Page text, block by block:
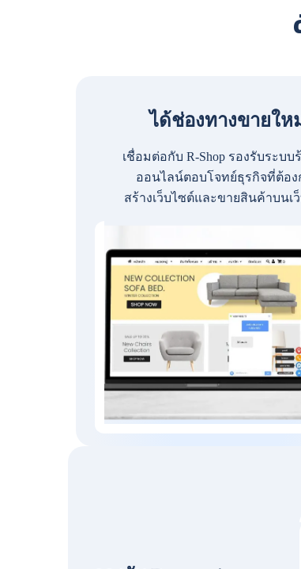
ได้ช่องทางขายให
เชื่อมต่อกับ R-Shop รองรับระบบ
ออนไลน์ตอบโจทย์ธุรกิจที่ต้อง
สร้างเว็บไซต์และขายสินค้าบนเ